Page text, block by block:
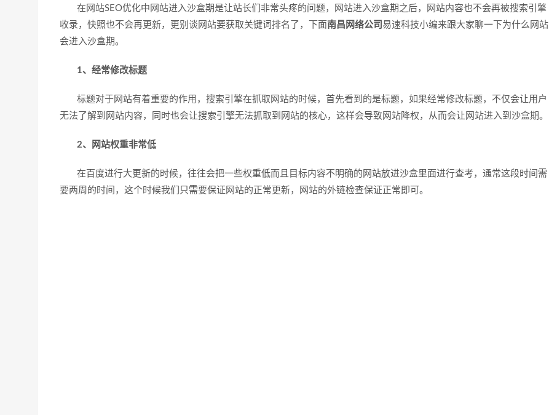
在网站SEO优化中网站进入沙盒期是让站长们非常头疼的问题，网站进入沙盒期之后，网站内容也不会再被搜索引擎
收录，快照也不会再更新，更别谈网站要获取关键词排名了，下面南昌网络公司 易速科技小编来跟大家聊一下为什么网站
会进入沙盒期。
1、经常修改标题
标题对于网站有着重要的作用，搜索引擎在抓取网站的时候，首先看到的是标题，如果经常修改标题，不仅会让用户
无法了解到网站内容，同时也会让搜索引擎无法抓取到网站的核心，这样会导致网站降权，从而会让网站进入到沙盒期。
2、网站权重非常低
在百度进行大更新的时候，往往会把一些权重低而且目标内容不明确的网站放进沙盒里面进行查考，通常这段时间需
要两周的时间，这个时候我们只需要保证网站的正常更新，网站的外链检查保证正常即可。